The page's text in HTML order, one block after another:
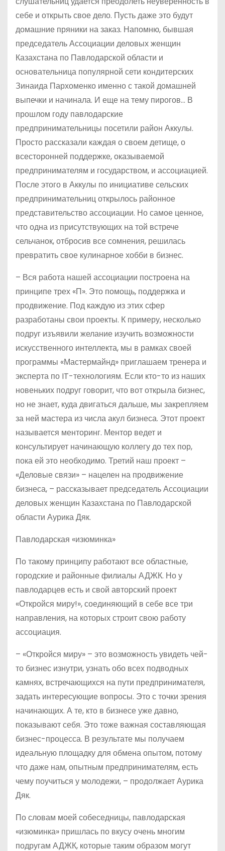
себе и открыть свое дело. Пусть даже это будут
домашние пряники на заказ. Напомню, бывшая
председатель Ассоциации деловых женщин
Казахстана по Павлодарской области и
основательница популярной сети кондитерских
Зинаида Пархоменко именно с такой домашней
выпечки и начинала. И еще на тему пирогов… В
прошлом году павлодарские
предпринимательницы посетили район Аккулы.
Просто рассказали каждая о своем детище, о
всесторонней поддержке, оказываемой
предпринимателям и государством, и ассоциацией.
После этого в Аккулы по инициативе сельских
предпринимательниц открылось районное
представительство ассоциации. Но самое ценное,
что одна из присутствующих на той встрече
сельчанок, отбросив все сомнения, решилась
превратить свое кулинарное хобби в бизнес.
– Вся работа нашей ассоциации построена на
принципе трех «П». Это помощь, поддержка и
продвижение. Под каждую из этих сфер
разработаны свои проекты. К примеру, несколько
подруг изъявили желание изучить возможности
искусственного интеллекта, мы в рамках своей
программы «Мастермайнд» приглашаем тренера и
эксперта по IT-технологиям. Если кто-то из наших
новеньких подруг говорит, что вот открыла бизнес,
но не знает, куда двигаться дальше, мы закрепляем
за ней мастера из числа акул бизнеса. Этот проект
называется менторинг. Ментор ведет и
консультирует начинающую коллегу до тех пор,
пока ей это необходимо. Третий наш проект –
«Деловые связи» – нацелен на продвижение
бизнеса, – рассказывает председатель Ассоциации
деловых женщин Казахстана по Павлодарской
области Аурика Дяк.
Павлодарская «изюминка»
По такому принципу работают все областные,
городские и районные филиалы АДЖК. Но у
павлодарцев есть и свой авторский проект
«Откройся миру!», соединяющий в себе все три
направления, на которых строит свою работу
ассоциация.
– «Откройся миру» – это возможность увидеть чей-
то бизнес изнутри, узнать обо всех подводных
камнях, встречающихся на пути предпринимателя,
задать интересующие вопросы. Это с точки зрения
начинающих. А те, кто в бизнесе уже давно,
показывают себя. Это тоже важная составляющая
бизнес-процесса. В результате мы получаем
идеальную площадку для обмена опытом, потому
что даже нам, опытным предпринимателям, есть
чему поучиться у молодежи, – продолжает Аурика
Дяк.
По словам моей собеседницы, павлодарская
«изюминка» пришлась по вкусу очень многим
подругам АДЖК, которые таким образом могут